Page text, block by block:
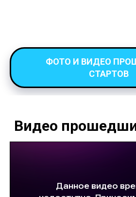
ФОТО И ВИДЕО
СТАРТОВ
Видео